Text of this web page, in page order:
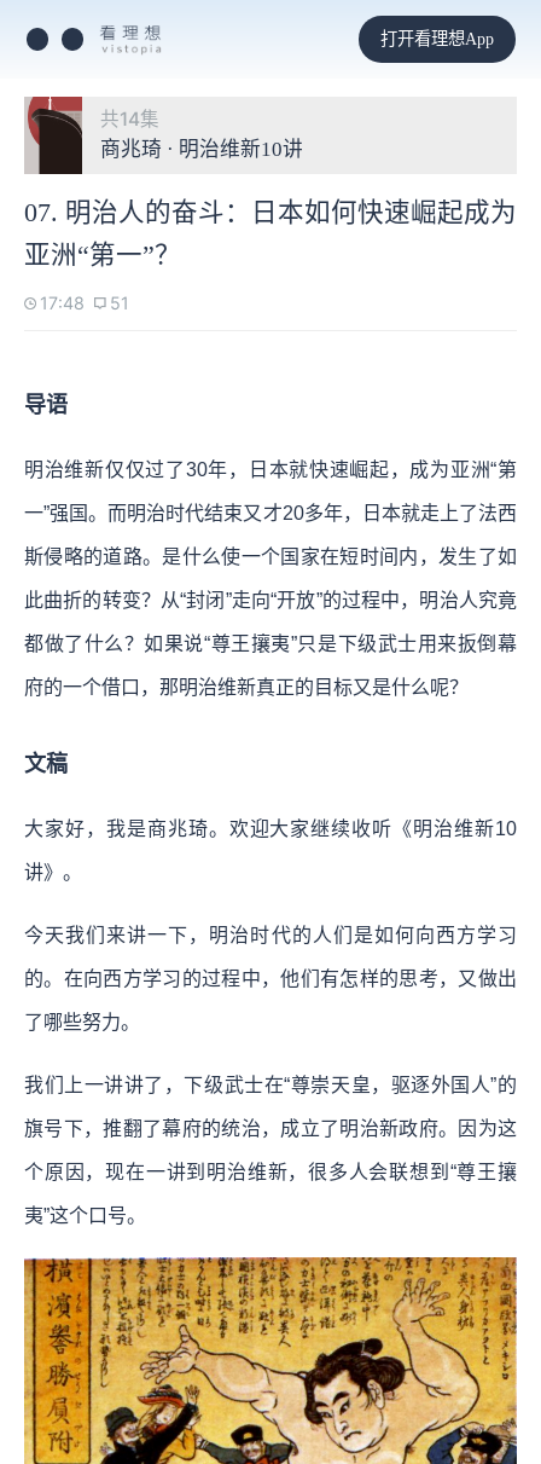
打开看理想App
共14集
商兆琦 · 明治维新10讲
07. 明治人的奋斗：日本如何快速崛起成为
亚洲“第一”？
17:48 51
导语
明治维新仅仅过了30年，日本就快速崛起，成为亚洲“第
一”强国。而明治时代结束又才20多年，日本就走上了法西
斯侵略的道路。是什么使一个国家在短时间内，发生了如
此曲折的转变？从“封闭”走向“开放”的过程中，明治人究竟
都做了什么？如果说“尊王攘夷”只是下级武士用来扳倒幕
府的一个借口，那明治维新真正的目标又是什么呢？
文稿
大家好，我是商兆琦。欢迎大家继续收听《明治维新10
讲》。
今天我们来讲一下，明治时代的人们是如何向西方学习
的。在向西方学习的过程中，他们有怎样的思考，又做出
了哪些努力。
我们上一讲讲了，下级武士在“尊崇天皇，驱逐外国人”的
旗号下，推翻了幕府的统治，成立了明治新政府。因为这
个原因，现在一讲到明治维新，很多人会联想到“尊王攘
夷”这个口号。